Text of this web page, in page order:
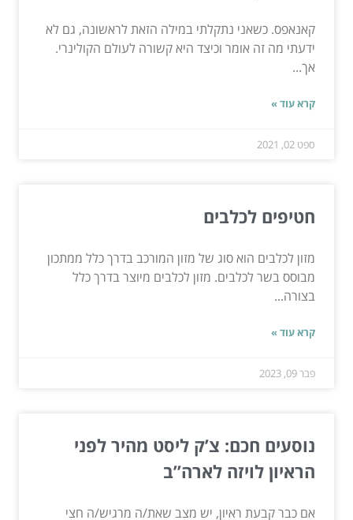
קאנאפס. כשאני נתקלתי במילה הזאת לראשונה, גם לא
ידעתי מה זה אומר וכיצד היא קשורה לעולם הקולינרי.
אך...
קרא עוד »
ספט 02, 2021
חטיפים לכלבים
מזון לכלבים הוא סוג של מזון המורכב בדרך כלל ממתכון
מבוסס בשר לכלבים. מזון לכלבים מיוצר בדרך כלל
בצורה...
קרא עוד »
פבר 09, 2023
נוסעים חכם: צ’ק ליסט מהיר לפני
הראיון לויזה לארה”ב
אם כבר קבעת ראיון, יש מצב שאת/ה מרגיש/ה חצי